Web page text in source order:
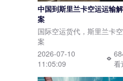
中国到斯里兰卡空运运输
案
国际空运货代，斯里兰卡
案
2026-07-10
11:05:09
看